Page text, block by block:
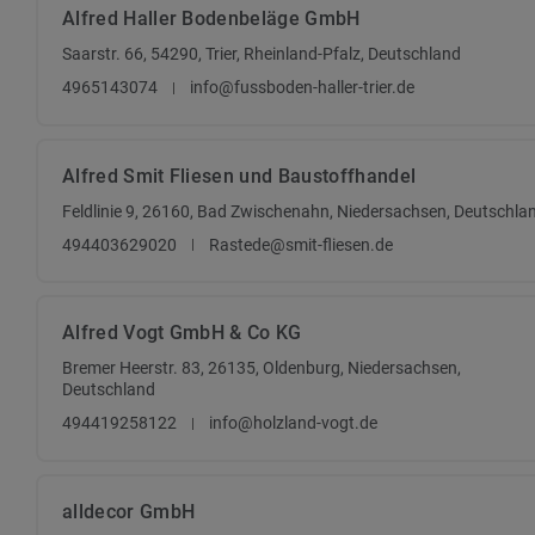
Alfred Haller Bodenbeläge GmbH
Saarstr. 66, 54290, Trier, Rheinland-Pfalz, Deutschland
4965143074
info@fussboden-haller-trier.de
Alfred Smit Fliesen und Baustoffhandel
Feldlinie 9, 26160, Bad Zwischenahn, Niedersachsen,
494403629020
Rastede@smit-fliesen.de
Alfred Vogt GmbH & Co KG
Bremer Heerstr. 83, 26135, Oldenburg, Niedersachsen,
Deutschland
494419258122
info@holzland-vogt.de
alldecor GmbH